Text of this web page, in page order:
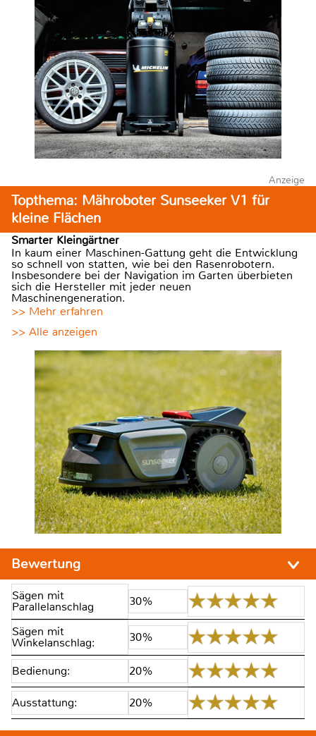
Anzeige
Topthema: Mähroboter Sunseeker V1 für
kleine Flächen
Smarter Kleingärtner
In kaum einer Maschinen-Gattung geht die Entwicklung
so schnell von statten, wie bei den Rasenrobotern.
Insbesondere bei der Navigation im Garten überbieten
sich die Hersteller mit jeder neuen
Maschinengeneration.
>> Mehr erfahren
>> Alle anzeigen
Bewertung
Sägen mit
Parallelanschlag 30%
Sägen mit
Winkelanschlag: 30%
Bedienung: 20%
Ausstattung: 20%